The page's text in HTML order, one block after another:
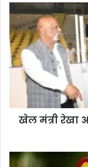
खेल मंत्री रेखा